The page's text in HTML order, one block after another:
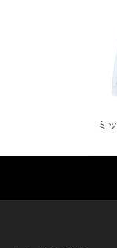
MUSIC TEE